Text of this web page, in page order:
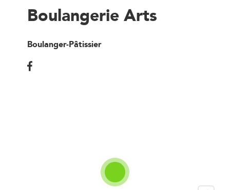
Boulangerie Arts
Boulanger-Pâtissier